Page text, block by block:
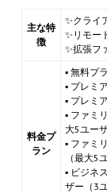
主な特
徴
✨クライ
✨リモー
✨拡張フ
料金プ
ラン
▪ 無料プ
▪ プレミ
▪ プレミ
▪ ファミ
大5ユーザ
▪ ファミ
（最大5
▪ ビジネ
ザー（3